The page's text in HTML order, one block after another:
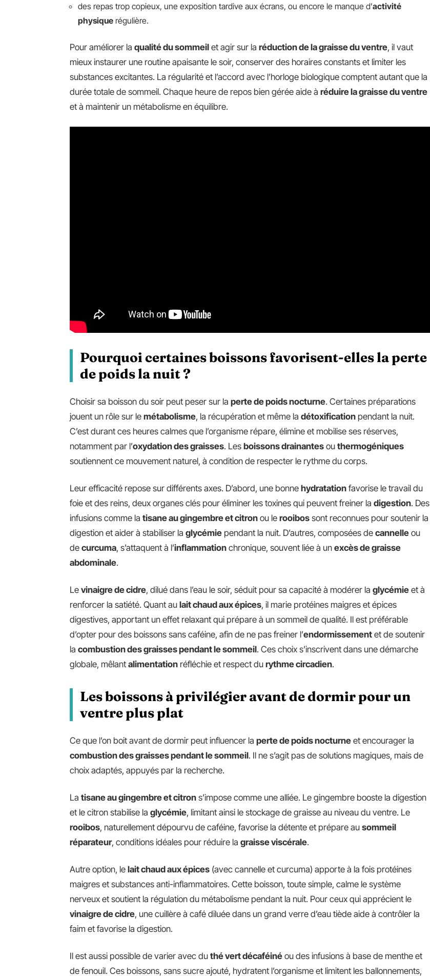
des repas trop copieux, une exposition tardive aux écrans, ou encore le manque d’activité
physique régulière.
Pour améliorer la qualité du sommeil et agir sur la réduction de la graisse du ventre, il vaut
mieux instaurer une routine apaisante le soir, conserver des horaires constants et limiter les
substances excitantes. La régularité et l’accord avec l’horloge biologique comptent autant que la
durée totale de sommeil. Chaque heure de repos bien gérée aide à réduire la graisse du ventre
et à maintenir un métabolisme en équilibre.
Pourquoi certaines boissons favorisent-elles la perte
de poids la nuit ?
Choisir sa boisson du soir peut peser sur la perte de poids nocturne. Certaines préparations
jouent un rôle sur le métabolisme, la récupération et même la détoxification pendant la nuit.
C’est durant ces heures calmes que l’organisme répare, élimine et mobilise ses réserves,
notamment par l’oxydation des graisses. Les boissons drainantes ou thermogéniques
soutiennent ce mouvement naturel, à condition de respecter le rythme du corps.
Leur efficacité repose sur différents axes. D’abord, une bonne hydratation favorise le travail du
foie et des reins, deux organes clés pour éliminer les toxines qui peuvent freiner la digestion. Des
infusions comme la tisane au gingembre et citron ou le rooibos sont reconnues pour soutenir la
digestion et aider à stabiliser la glycémie pendant la nuit. D’autres, composées de cannelle ou
de curcuma, s’attaquent à l’inflammation chronique, souvent liée à un excès de graisse
abdominale.
Le vinaigre de cidre, dilué dans l’eau le soir, séduit pour sa capacité à modérer la glycémie et à
renforcer la satiété. Quant au lait chaud aux épices, il marie protéines maigres et épices
digestives, apportant un effet relaxant qui prépare à un sommeil de qualité. Il est préférable
d’opter pour des boissons sans caféine, afin de ne pas freiner l’endormissement et de soutenir
la combustion des graisses pendant le sommeil. Ces choix s’inscrivent dans une démarche
globale, mêlant alimentation réfléchie et respect du rythme circadien.
Les boissons à privilégier avant de dormir pour un
ventre plus plat
Ce que l’on boit avant de dormir peut influencer la perte de poids nocturne et encourager la
combustion des graisses pendant le sommeil. Il ne s’agit pas de solutions magiques, mais de
choix adaptés, appuyés par la recherche.
La tisane au gingembre et citron s’impose comme une alliée. Le gingembre booste la digestion
et le citron stabilise la glycémie, limitant ainsi le stockage de graisse au niveau du ventre. Le
rooibos, naturellement dépourvu de caféine, favorise la détente et prépare au sommeil
réparateur, conditions idéales pour réduire la graisse viscérale.
Autre option, le lait chaud aux épices (avec cannelle et curcuma) apporte à la fois protéines
maigres et substances anti-inflammatoires. Cette boisson, toute simple, calme le système
nerveux et soutient la régulation du métabolisme pendant la nuit. Pour ceux qui apprécient le
vinaigre de cidre, une cuillère à café diluée dans un grand verre d’eau tiède aide à contrôler la
faim et favorise la digestion.
Il est aussi possible de varier avec du thé vert décaféiné ou des infusions à base de menthe et
de fenouil. Ces boissons, sans sucre ajouté, hydratent l’organisme et limitent les ballonnements,